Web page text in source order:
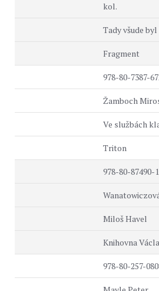
kol.
Tady všude
Fragment
978-80-7387-
Žamboch
Ve službách
Triton
978-80-87490-
Miloš Havel
Knihovna
978-80-257-